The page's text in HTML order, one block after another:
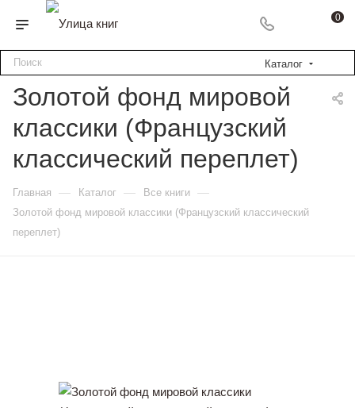
0
Золотой фонд мировой
классики (Французский
классический переплет)
Главная — Каталог — Все книги —
Золотой фонд мировой классики (Французский классический
переплет)
Каталог